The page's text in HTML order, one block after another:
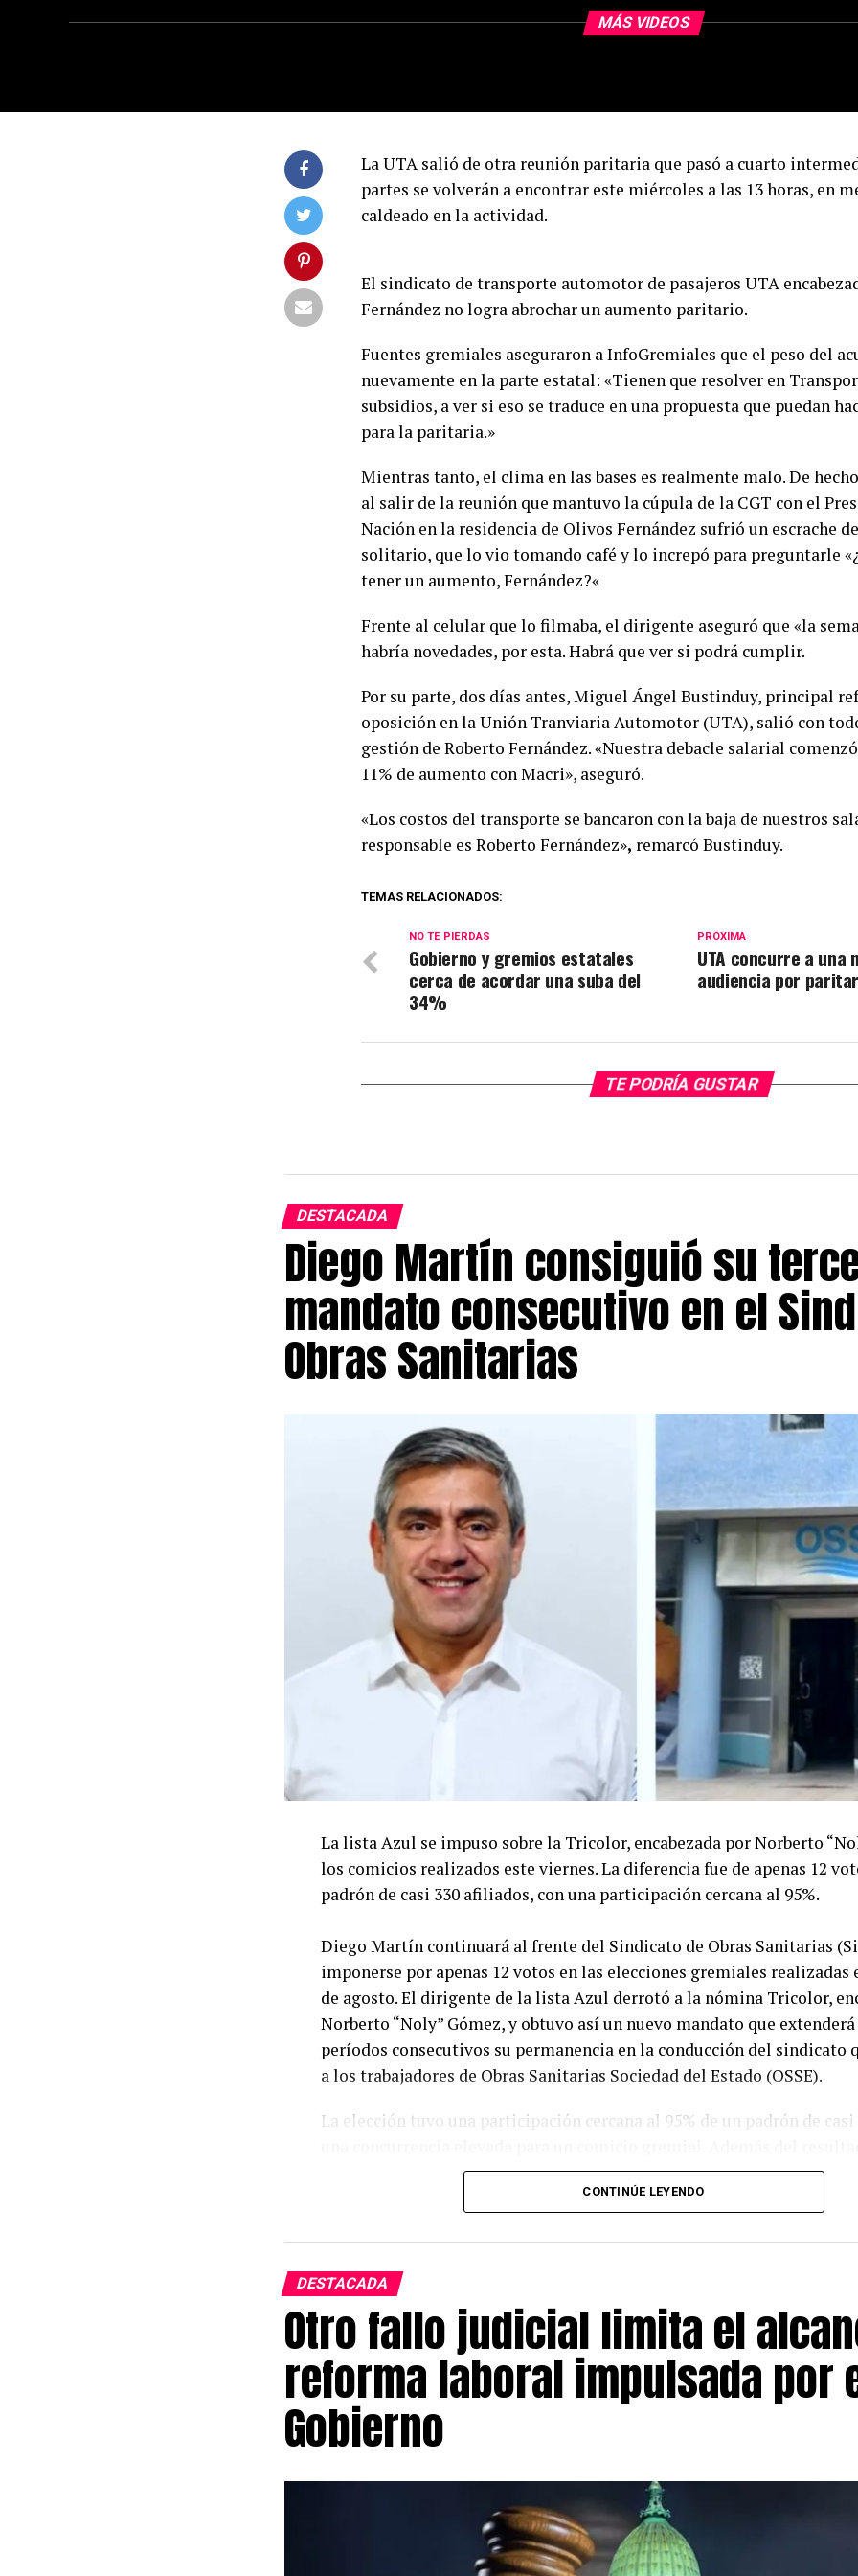
MÁS VIDEOS
La UTA salió de otra reunión paritaria que pasó a cuarto
partes se volverán a encontrar este miércoles a las 13 horas, en
caldeado en la actividad.
El sindicato de transporte automotor de pasajeros UTA
Fernández no logra abrochar un aumento paritario.
Fuentes gremiales aseguraron a InfoGremiales que el peso del
nuevamente en la parte estatal: «Tienen que resolver en
subsidios, a ver si eso se traduce en una propuesta que puedan
para la paritaria.»
Mientras tanto, el clima en las bases es realmente malo. De
al salir de la reunión que mantuvo la cúpula de la CGT con el
Nación en la residencia de Olivos Fernández sufrió un escrache
solitario, que lo vio tomando café y lo increpó para preguntarle
tener un aumento, Fernández?«
Frente al celular que lo filmaba, el dirigente aseguró que «la
habría novedades, por esta. Habrá que ver si podrá cumplir.
Por su parte, dos días antes, Miguel Ángel Bustinduy, principal
oposición en la Unión Tranviaria Automotor (UTA), salió con
gestión de Roberto Fernández. «Nuestra debacle salarial
11% de aumento con Macri», aseguró.
«Los costos del transporte se bancaron con la baja de nuestros
responsable es Roberto Fernández», remarcó Bustinduy.
TEMAS RELACIONADOS:
PRÓXIMA
UTA concurre a una
audiencia por
NO TE PIERDAS
Gobierno y gremios estatales
cerca de acordar una suba del
34%
TE PODRÍA GUSTAR
DESTACADA
Diego Martín consiguió su
mandato consecutivo en el
Obras Sanitarias
La lista Azul se impuso sobre la Tricolor, encabezada por Norberto
los comicios realizados este viernes. La diferencia fue de apenas 12
padrón de casi 330 afiliados, con una participación cercana al 95%.
Diego Martín continuará al frente del Sindicato de Obras Sanitarias
imponerse por apenas 12 votos en las elecciones gremiales realizadas
de agosto. El dirigente de la lista Azul derrotó a la nómina Tricolor,
Norberto “Noly” Gómez, y obtuvo así un nuevo mandato que
períodos consecutivos su permanencia en la conducción del sindicato
a los trabajadores de Obras Sanitarias Sociedad del Estado (OSSE).
La elección tuvo una participación cercana al 95% de un padrón de casi
dos listas, se registró un voto en blanco y otro nulo.
Martín asumió por primera vez la conducción de Si.O.Sa. en 2018 y fue
2022. La victoria de este viernes le permitirá iniciar un tercer período
frente de la organización.
La lista Azul llevó a Alfredo Garay como candidato a secretario
Sánchez para la Secretaría Gremial. La nómina opositora, en tanto,
Facundo Zárate como Adjunto y a Mariana Godoy para ocupar la
Los afiliados votaron durante toda la jornada en distintos puntos
OSSE. Se habilitaron mesas en la Casa Central, el Obrador y
La organización de los comicios contempló también la participación
que cumplen funciones en zonas alejadas. Para ello se utilizaron urnas
permitieron acercar la votación a afiliados de departamentos como
CONTINÚE LEYENDO
DESTACADA
Otro fallo judicial limita el
reforma laboral impulsada por
Gobierno